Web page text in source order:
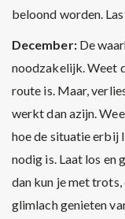
beloond worden.
December: De
noodzakelijk. Weet
route is. Maar,
werkt dan azijn.
hoe de situatie erbij
nodig is. Laat los en
dan kun je met trots,
glimlach genieten